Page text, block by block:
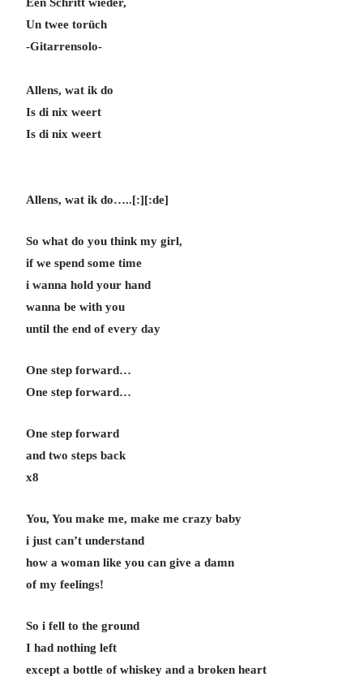
Un twee torüch
-Gitarrensolo-
Allens, wat ik do
Is di nix weert
Is di nix weert
Allens, wat ik do…..[:][:de]
So what do you think my girl,
if we spend some time
i wanna hold your hand
wanna be with you
until the end of every day
One step forward…
One step forward…
One step forward
and two steps back
x8
You, You make me, make me crazy baby
i just can’t understand
how a woman like you can give a damn
of my feelings!
So i fell to the ground
I had nothing left
except a bottle of whiskey and a broken heart